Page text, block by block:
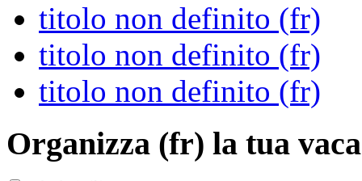
titolo non definito (fr)
titolo non definito (fr)
titolo non definito (fr)
Organizza (fr) la tua